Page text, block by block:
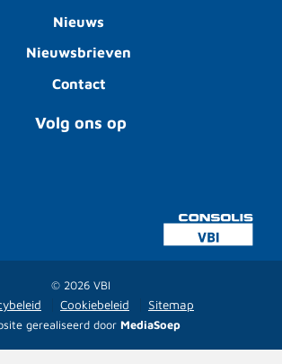
Nieuws
Nieuwsbrieven
Contact
Volg ons op
© 2026 VBI
Cookiebeleid Sitemap
gerealiseerd door MediaSoep